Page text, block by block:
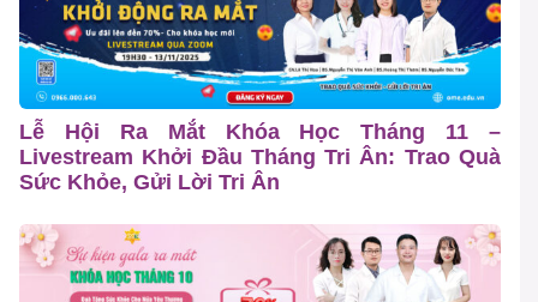
Lễ Hội Ra Mắt Khóa Học Tháng 11 –
Livestream Khởi Đầu Tháng Tri Ân: Trao Quà
Sức Khỏe, Gửi Lời Tri Ân